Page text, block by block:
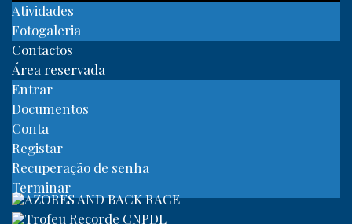
Atividades
Fotogaleria
Contactos
Área reservada
Entrar
Documentos
Conta
Registar
Recuperação de senha
Terminar